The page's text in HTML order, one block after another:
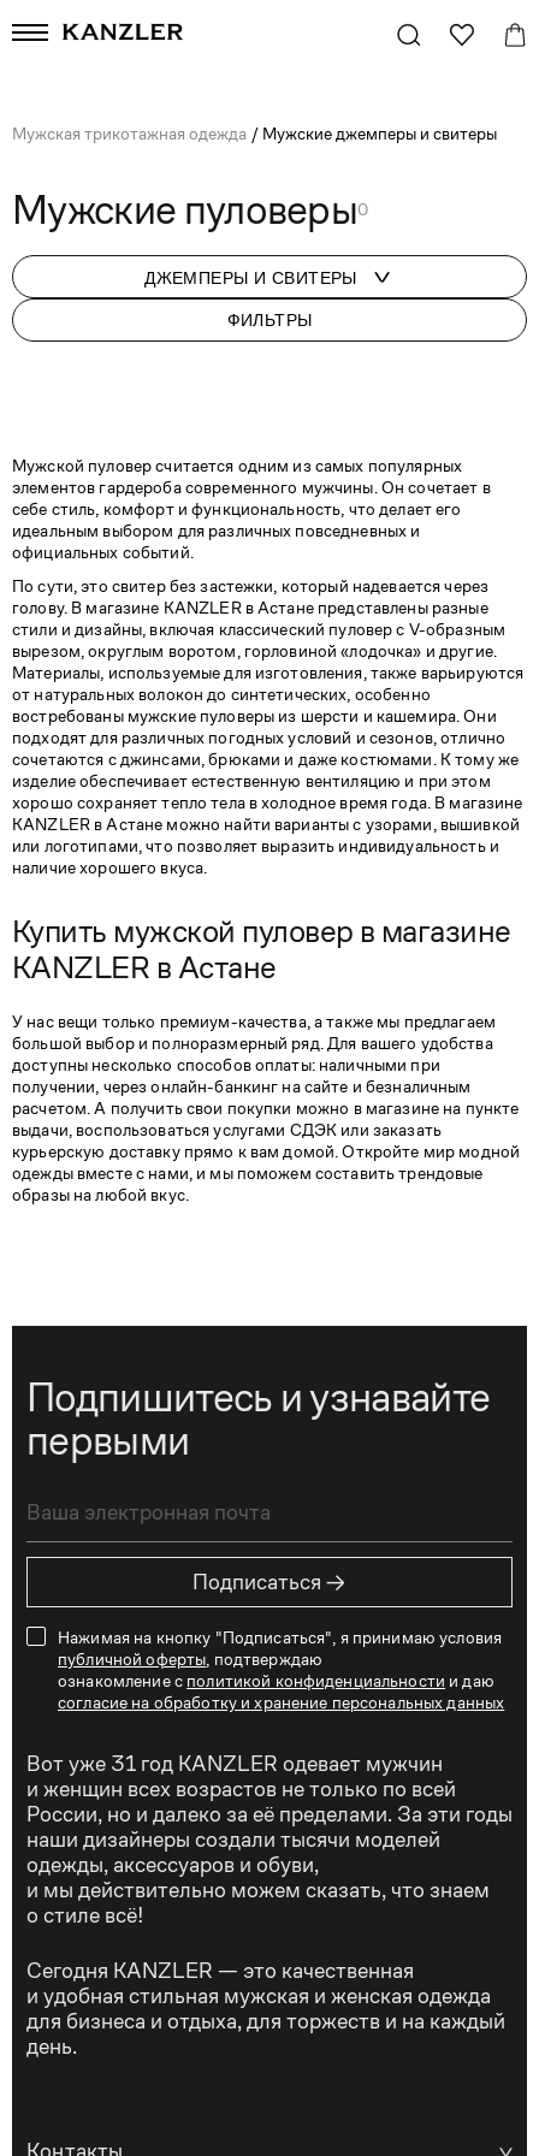
Мужская трикотажная одежда / Мужские джемперы и свитеры
Мужские пуловеры0
ДЖЕМПЕРЫ И СВИТЕРЫ
ФИЛЬТРЫ
Мужской пуловер считается одним из самых популярных
элементов гардероба современного мужчины. Он сочетает в
себе стиль, комфорт и функциональность, что делает его
идеальным выбором для различных повседневных и
официальных событий.
По сути, это свитер без застежки, который надевается через
голову. В магазине KANZLER в Астане представлены разные
стили и дизайны, включая классический пуловер с V-образным
вырезом, округлым воротом, горловиной «лодочка» и другие.
Материалы, используемые для изготовления, также варьируются
от натуральных волокон до синтетических, особенно
востребованы мужские пуловеры из шерсти и кашемира. Они
подходят для различных погодных условий и сезонов, отлично
сочетаются с джинсами, брюками и даже костюмами. К тому же
изделие обеспечивает естественную вентиляцию и при этом
хорошо сохраняет тепло тела в холодное время года. В магазине
KANZLER в Астане можно найти варианты с узорами, вышивкой
или логотипами, что позволяет выразить индивидуальность и
наличие хорошего вкуса.
Купить мужской пуловер в магазине
KANZLER в Астане
У нас вещи только премиум-качества, а также мы предлагаем
большой выбор и полноразмерный ряд. Для вашего удобства
доступны несколько способов оплаты: наличными при
получении, через онлайн-банкинг на сайте и безналичным
расчетом. А получить свои покупки можно в магазине на пункте
выдачи, воспользоваться услугами СДЭК или заказать
курьерскую доставку прямо к вам домой. Откройте мир модной
одежды вместе с нами, и мы поможем составить трендовые
образы на любой вкус.
Подпишитесь и узнавайте
первыми
Подписаться →
Нажимая на кнопку "Подписаться", я принимаю условия
публичной оферты , подтверждаю
ознакомление с политикой конфиденциальности и даю
согласие на обработку и хранение персональных данных
Вот уже 31 год KANZLER одевает мужчин
и женщин всех возрастов не только по всей
России, но и далеко за её пределами. За эти годы
наши дизайнеры создали тысячи моделей
одежды, аксессуаров и обуви,
и мы действительно можем сказать, что знаем
о стиле всё!
Сегодня KANZLER — это качественная
и удобная стильная мужская и женская одежда
для бизнеса и отдыха, для торжеств и на каждый
день.
Контакты